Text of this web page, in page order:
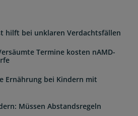
hilft bei unklaren Verdachtsfällen
Termine kosten nAMD-
Ernährung bei Kindern mit
Müssen Abstandsregeln